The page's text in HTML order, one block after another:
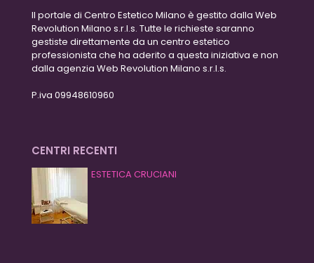
Il portale di Centro Estetico Milano è gestito dalla Web
Revolution Milano s.r.l.s. Tutte le richieste saranno
gestiste direttamente da un centro estetico
professionista che ha aderito a questa iniziativa e non
dalla agenzia Web Revolution Milano s.r.l.s.
P.iva 09948610960
CENTRI RECENTI
ESTETICA CRUCIANI